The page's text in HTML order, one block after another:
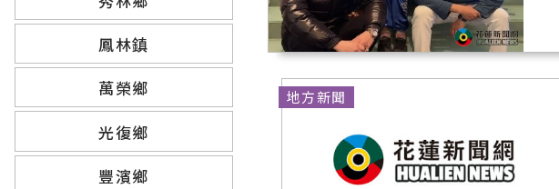
鳳林鎮
萬榮鄉
光復鄉
豐濱鄉
地方新聞